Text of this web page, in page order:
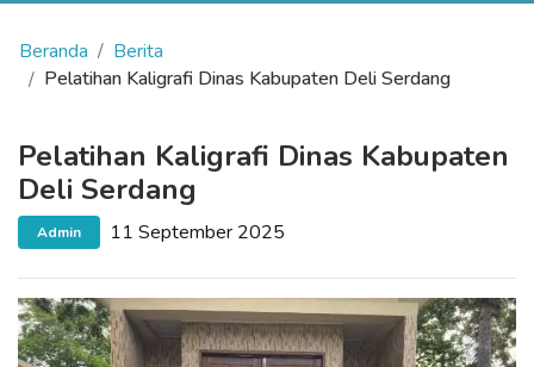
Beranda
Berita
Pelatihan Kaligrafi Dinas Kabupaten Deli Serdang
Pelatihan Kaligrafi Dinas Kabupaten
Deli Serdang
Admin 11 September 2025